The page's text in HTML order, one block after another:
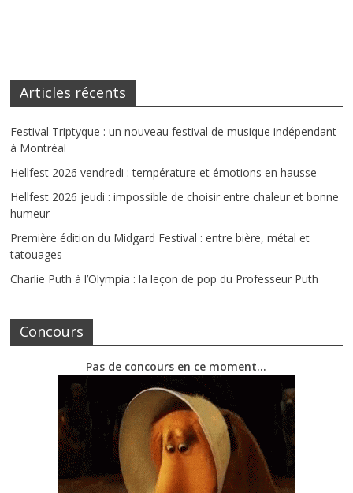
Articles récents
Festival Triptyque : un nouveau festival de musique indépendant
à Montréal
Hellfest 2026 vendredi : température et émotions en hausse
Hellfest 2026 jeudi : impossible de choisir entre chaleur et bonne
humeur
Première édition du Midgard Festival : entre bière, métal et
tatouages
Charlie Puth à l’Olympia : la leçon de pop du Professeur Puth
Concours
Pas de concours en ce moment…